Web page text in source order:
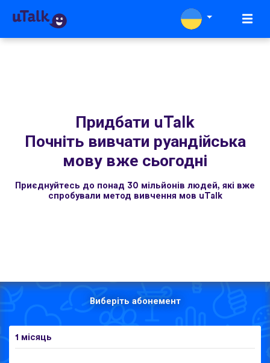
Придбати uTalk
Почніть вивчати руандійська
мову вже сьогодні
Приєднуйтесь до понад 30 мільйонів людей, які вже
спробували метод вивчення мов uTalk
Виберіть абонемент
1 місяць